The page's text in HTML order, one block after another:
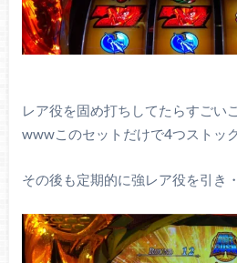
レア役を固め打ちしてたらすごい
wwwこのセットだけで4つストック
その後も定期的に強レア役を引き